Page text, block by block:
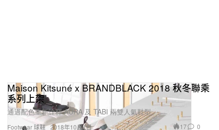
Footwear 球鞋
Maison Kitsuné x BRANDBLACK 2018 秋冬聯乘
系列上架
通過配色重新詮釋 AURA 及 TABI 兩雙人氣鞋型。
2018年10月1日 17 0